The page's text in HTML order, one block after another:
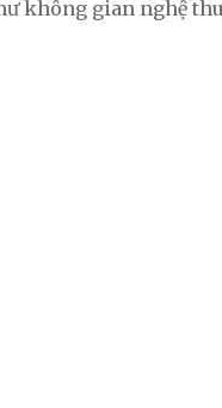
không gian nghệ